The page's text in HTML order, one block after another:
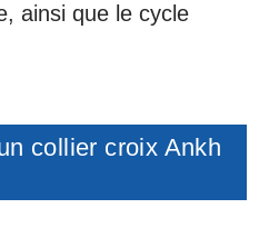
ainsi que le cycle
collier croix Ankh